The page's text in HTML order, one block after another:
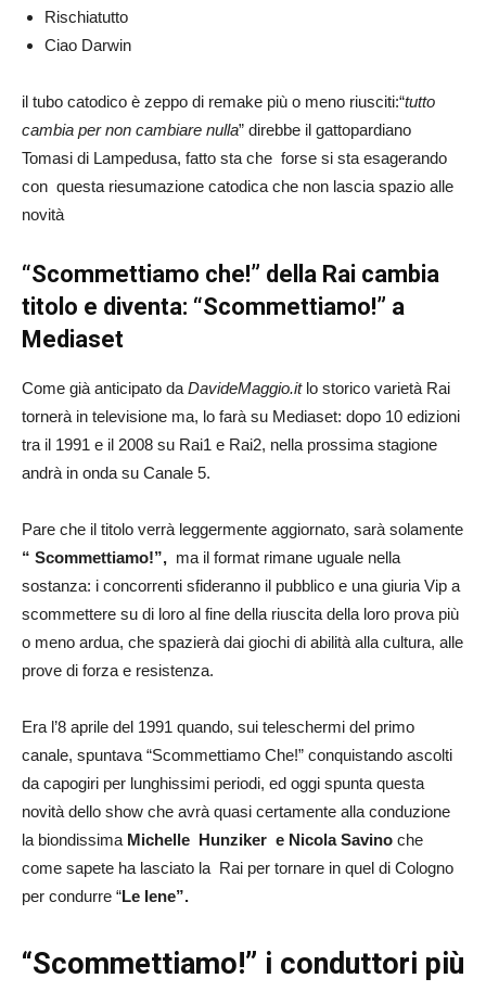
Rischiatutto
Ciao Darwin
il tubo catodico è zeppo di remake più o meno riusciti:“tutto
cambia per non cambiare nulla” direbbe il gattopardiano
Tomasi di Lampedusa, fatto sta che forse si sta esagerando
con questa riesumazione catodica che non lascia spazio alle
novità
“Scommettiamo che!” della Rai cambia
titolo e diventa: “Scommettiamo!” a
Mediaset
Come già anticipato da DavideMaggio.itlo storico varietà Rai
tornerà in televisione ma, lo farà su Mediaset: dopo 10 edizioni
tra il 1991 e il 2008 su Rai1 e Rai2, nella prossima stagione
andrà in onda su Canale 5.
Pare che il titolo verrà leggermente aggiornato, sarà solamente
“ Scommettiamo!”, ma il format rimane uguale nella
sostanza: i concorrenti sfideranno il pubblico e una giuria Vip a
scommettere su di loro al fine della riuscita della loro prova più
o meno ardua, che spazierà dai giochi di abilità alla cultura, alle
prove di forza e resistenza.
Era l’8 aprile del 1991 quando, sui teleschermi del primo
canale, spuntava “Scommettiamo Che!” conquistando ascolti
da capogiri per lunghissimi periodi, ed oggi spunta questa
novità dello show che avrà quasi certamente alla conduzione
la biondissima Michelle Hunziker e Nicola Savino che
come sapete ha lasciato la Rai per tornare in quel di Cologno
per condurre “Le Iene”.
“Scommettiamo!” i conduttori più